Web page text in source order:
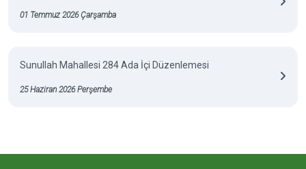
01 Temmuz 2026 Çarşamba
Sunullah Mahallesi 284 Ada İçi Düzenlemesi
25 Haziran 2026 Perşembe